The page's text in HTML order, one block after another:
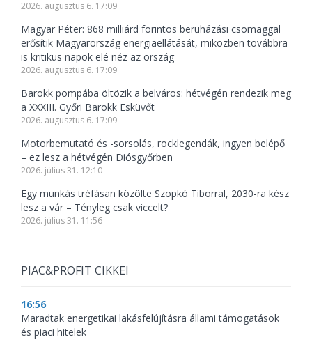
2026. augusztus 6. 17:09
Magyar Péter: 868 milliárd forintos beruházási csomaggal
erősítik Magyarország energiaellátását, miközben továbbra
is kritikus napok elé néz az ország
2026. augusztus 6. 17:09
Barokk pompába öltözik a belváros: hétvégén rendezik meg
a XXXIII. Győri Barokk Esküvőt
2026. augusztus 6. 17:09
Motorbemutató és -sorsolás, rocklegendák, ingyen belépő
– ez lesz a hétvégén Diósgyőrben
2026. július 31. 12:10
Egy munkás tréfásan közölte Szopkó Tiborral, 2030-ra kész
lesz a vár – Tényleg csak viccelt?
2026. július 31. 11:56
PIAC&PROFIT CIKKEI
16:56
Maradtak energetikai lakásfelújításra állami támogatások
és piaci hitelek